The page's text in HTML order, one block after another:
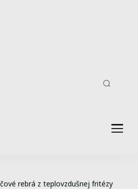
fritézy
rebrá z teplovzdušnej fritézy